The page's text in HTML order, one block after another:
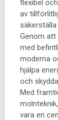
flexibel
av
Genom att
med
moderna
hjälpa
och
Med
vara en